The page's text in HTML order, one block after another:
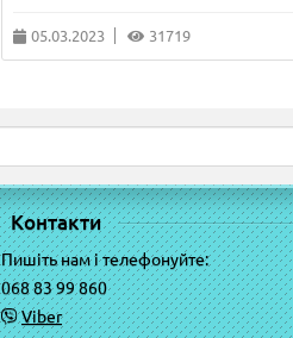
05.03.2023 31719
Контакти
Пишіть нам і телефонуйте:
068 83 99 860
Viber